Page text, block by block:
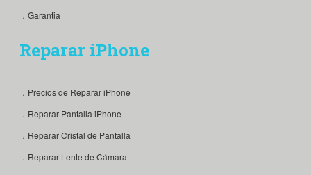
．Garantia
Reparar iPhone
．Precios de Reparar iPhone
．Reparar Pantalla iPhone
．Reparar Cristal de Pantalla
．Reparar Lente de Cámara